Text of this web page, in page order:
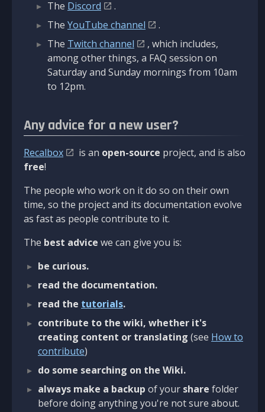
The Discord
.
The YouTube channel
.
The Twitch channel
, which includes,
among other things, a FAQ session on
Saturday and Sunday mornings from 10am
to 12pm.
Any advice for a new user?
Recalbox is an open-source project, and is also
free!
The people who work on it do so on their own
time, so the project and its documentation evolve
as fast as people contribute to it.
The best advice we can give you is:
be curious.
read the documentation.
read the tutorials.
contribute to the wiki, whether it's
creating content or translating (see How to
contribute)
do some searching on the Wiki.
always make a backup of your share folder
before doing anything you're not sure about.